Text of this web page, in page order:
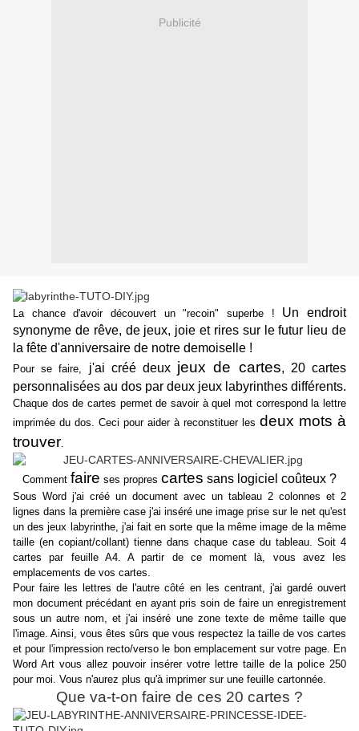
Publicité
La chance d'avoir découvert un "recoin" superbe ! Un endroit
synonyme de rêve, de jeux, joie et rires sur le futur lieu de
la fête d'anniversaire de notre demoiselle !
Pour se faire, j'ai créé deux jeux de cartes, 20 cartes
personnalisées au dos par deux jeux labyrinthes différents.
Chaque dos de cartes permet de savoir à quel mot correspond la lettre
imprimée du dos. Ceci pour aider à reconstituer les deux mots à
trouver.
Comment faire ses propres cartes sans logiciel coûteux ?
Sous Word j'ai créé un document avec un tableau 2 colonnes et 2
lignes dans la première case j'ai inséré une image prise sur le net qu'est
un des jeux labyrinthe, j'ai fait en sorte que la même image de la même
taille (en copiant/collant) tienne dans chaque case du tableau. Soit 4
cartes par feuille A4. A partir de ce moment là, vous avez les
emplacements de vos cartes.
Pour faire les lettres de l'autre côté en les centrant, j'ai gardé ouvert
mon document précédant en ayant pris soin de faire un enregistrement
sous un autre nom, et j'ai inséré une zone texte de même taille que
l'image. Ainsi, vous êtes sûrs que vous respectez la taille de vos cartes
et pour l'impression recto/verso le bon emplacement sur votre page. En
Word Art vous allez pouvoir insérer votre lettre taille de la police 250
pour moi. Vous n'aurez plus qu'à imprimer sur une feuille cartonnée.
Que va-t-on faire de ces 20 cartes ?